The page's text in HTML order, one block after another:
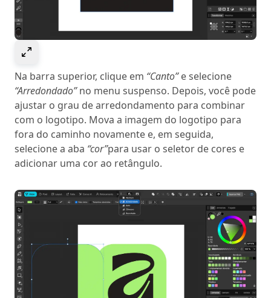
Na barra superior, clique em “Canto”e selecione
“Arredondado”no menu suspenso. Depois, você pode
ajustar o grau de arredondamento para combinar
com o logotipo. Mova a imagem do logotipo para
fora do caminho novamente e, em seguida,
selecione a aba “cor”para usar o seletor de cores e
adicionar uma cor ao retângulo.